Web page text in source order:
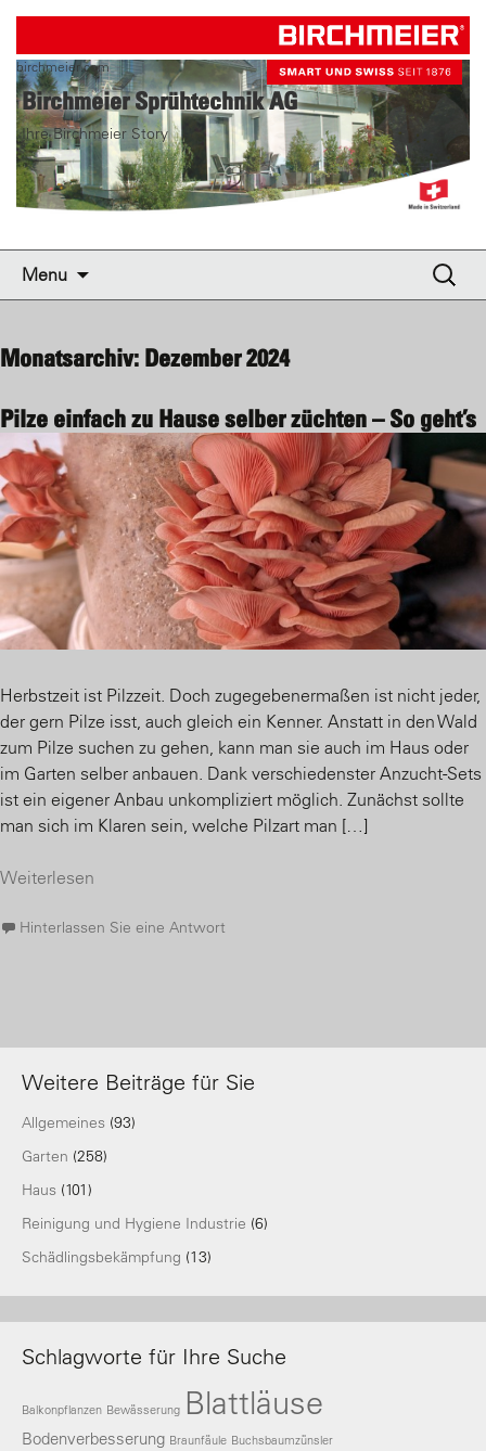
Birchmeier Sprühtechnik AG
Ihre Birchmeier Story
birchmeier.com
Menu
Suche
nach:
Monatsarchiv: Dezember 2024
Pilze einfach zu Hause selber züchten – So geht’s
Herbstzeit ist Pilzzeit. Doch zugegebenermaßen ist nicht jeder,
der gern Pilze isst, auch gleich ein Kenner. Anstatt in den Wald
zum Pilze suchen zu gehen, kann man sie auch im Haus oder
im Garten selber anbauen. Dank verschiedenster Anzucht-Sets
ist ein eigener Anbau unkompliziert möglich. Zunächst sollte
man sich im Klaren sein, welche Pilzart man […]
Weiterlesen
Hinterlassen Sie eine Antwort
Weitere Beiträge für Sie
Allgemeines (93)
Garten (258)
Haus (101)
Reinigung und Hygiene Industrie (6)
Schädlingsbekämpfung (13)
Schlagworte für Ihre Suche
Balkonpflanzen Bewässerung Blattläuse
Bodenverbesserung Braunfäule Buchsbaumzünsler